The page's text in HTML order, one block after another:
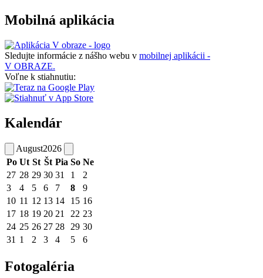
Mobilná aplikácia
Sledujte informácie z nášho webu v mobilnej aplikácii -
V OBRAZE.
Voľne k stiahnutiu:
Kalendár
August2026
Po Ut St Št Pia So Ne
27 28 29 30 31 1
2
3
4 5 6 7 8
9
10 11 12 13 14 15 16
17 18 19 20 21 22 23
24 25 26 27 28 29 30
31 1 2 3 4 5 6
Fotogaléria